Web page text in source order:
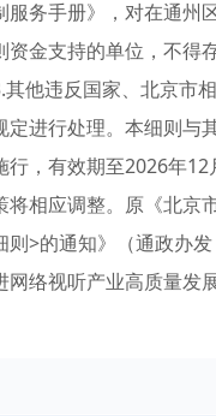
务手册》，对在通
金支持的单位，不
他违反国家、北京市
进行处理。本细则
，有效期至2026年
相应调整。原《北
>的通知》（通政办
络视听产业高质量发